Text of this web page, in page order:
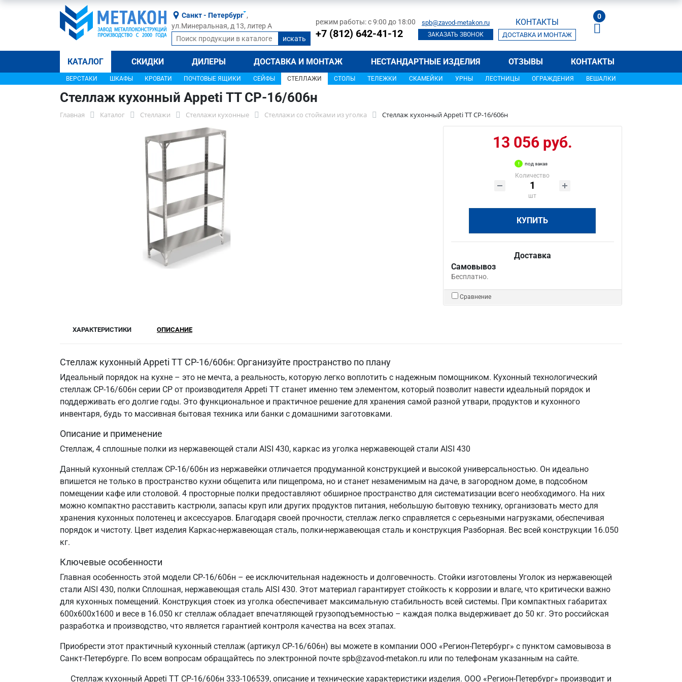
Санкт - Петербург ,
ул.Минеральная, д 13, литер А
режим работы: с 9:00 до 18:00
+7 (812) 642-41-12
spb@zavod-metakon.ru
ЗАКАЗАТЬ ЗВОНОК
КОНТАКТЫ
ДОСТАВКА И МОНТАЖ
0
КАТАЛОГ СКИДКИ ДИЛЕРЫ ДОСТАВКА И МОНТАЖ НЕСТАНДАРТНЫЕ ИЗДЕЛИЯ ОТЗЫВЫ КОНТАКТЫ
ВЕРСТАКИ ШКАФЫ КРОВАТИ ПОЧТОВЫЕ ЯЩИКИ СЕЙФЫ СТЕЛЛАЖИ СТОЛЫ ТЕЛЕЖКИ СКАМЕЙКИ УРНЫ ЛЕСТНИЦЫ ОГРАЖДЕНИЯ ВЕШАЛКИ
Стеллаж кухонный Appeti ТТ СР-16/606н
Главная Каталог Стеллажи Стеллажи кухонные Стеллажи со стойками из уголка Стеллаж кухонный Appeti ТТ СР-16/606н
13 056 руб.
под заказ
Количество
шт
КУПИТЬ
Доставка
Самовывоз
Бесплатно.
Сравнение
ХАРАКТЕРИСТИКИ ОПИСАНИЕ
Стеллаж кухонный Appeti ТТ СР-16/606н: Организуйте пространство по плану
Идеальный порядок на кухне – это не мечта, а реальность, которую легко воплотить с надежным помощником. Кухонный технологический
стеллаж СР-16/606н серии СР от производителя Appeti ТТ станет именно тем элементом, который позволит навести идеальный порядок и
поддерживать его долгие годы. Это функциональное и практичное решение для хранения самой разной утвари, продуктов и кухонного
инвентаря, будь то массивная бытовая техника или банки с домашними заготовками.
Описание и применение
Стеллаж, 4 сплошные полки из нержавеющей стали AISI 430, каркас из уголка нержавеющей стали AISI 430
Данный кухонный стеллаж СР-16/606н из нержавейки отличается продуманной конструкцией и высокой универсальностью. Он идеально
впишется не только в пространство кухни общепита или пищепрома, но и станет незаменимым на даче, в загородном доме, в подсобном
помещении кафе или столовой. 4 просторные полки предоставляют обширное пространство для систематизации всего необходимого. На них
можно компактно расставить кастрюли, запасы круп или других продуктов питания, небольшую бытовую технику, организовать место для
хранения кухонных полотенец и аксессуаров. Благодаря своей прочности, стеллаж легко справляется с серьезными нагрузками, обеспечивая
порядок и чистоту. Цвет изделия Каркас-нержавеющая сталь, полки-нержавеющая сталь и конструкция Разборная. Вес всей конструкции 16.050
кг.
Ключевые особенности
Главная особенность этой модели СР-16/606н – ее исключительная надежность и долговечность. Стойки изготовлены Уголок из нержавеющей
стали AISI 430, полки Сплошная, нержавеющая сталь AISI 430. Этот материал гарантирует стойкость к коррозии и влаге, что критически важно
для кухонных помещений. Конструкция стоек из уголка обеспечивает максимальную стабильность всей системы. При компактных габаритах
600х600х1600 и весе в 16.050 кг стеллаж обладает впечатляющей грузоподъемностью – каждая полка выдерживает до 50 кг. Это российская
разработка и производство, что является гарантией контроля качества на всех этапах.
Приобрести этот практичный кухонный стеллаж (артикул СР-16/606н) вы можете в компании ООО «Регион-Петербург» с пунктом самовывоза в
Санкт‑Петербурге. По всем вопросам обращайтесь по электронной почте spb@zavod-metakon.ru или по телефонам указанным на сайте.
Стеллаж кухонный Appeti ТТ СР-16/606н 333-106539, описание и технические характеристики изделия. ООО «Регион-Петербург» производит и